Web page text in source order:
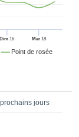
Point de rosée
Dim 16 Mar18
jours